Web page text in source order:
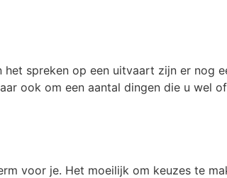
spreken op een uitvaart zijn er nog
ook om een aantal dingen die u wel
voor je. Het moeilijk om keuzes te